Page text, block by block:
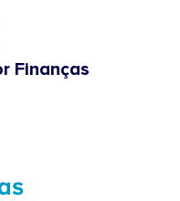
Finanças